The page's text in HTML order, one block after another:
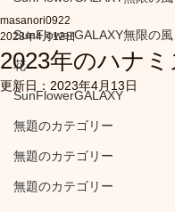
SunFlowerGALAXY無限の風
花
SunFlowerGALAXY
無題のカテゴリー
無題のカテゴリー
無題のカテゴリー
2023年のハナミ
masanori0922
2023年4月12日
更新日： 2023年4月13日